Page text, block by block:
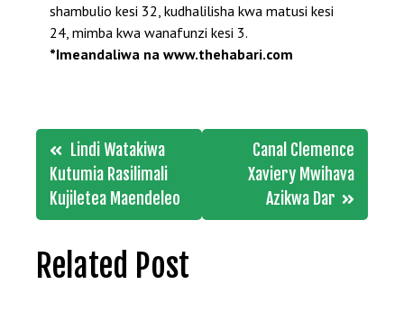
shambulio kesi 32, kudhalilisha kwa matusi kesi
24, mimba kwa wanafunzi kesi 3.
*Imeandaliwa na www.thehabari.com
Post
navigation
Lindi Watakiwa
Kutumia Rasilimali
Kujiletea Maendeleo
Canal Clemence
Xaviery Mwihava
Azikwa Dar
Related Post